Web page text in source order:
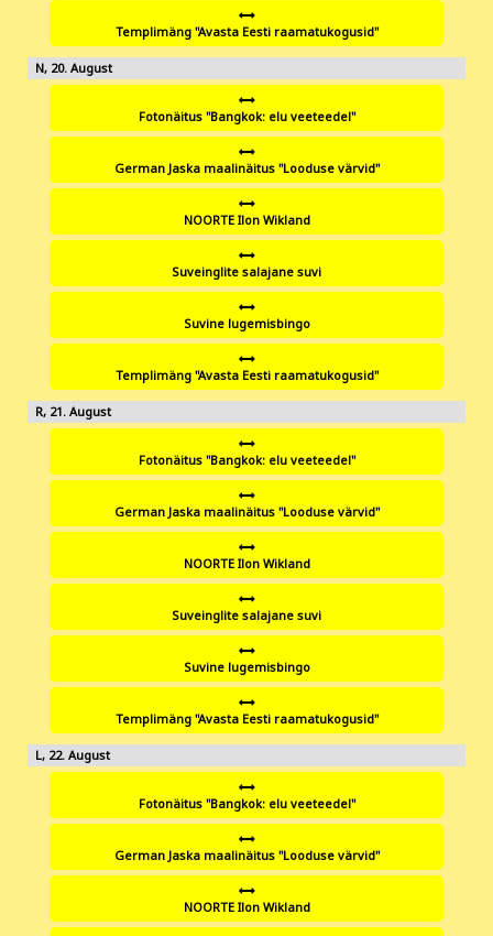
Templimäng "Avasta Eesti raamatukogusid"
20
Fotonäitus "Bangkok: elu veeteedel"
German Jaska maalinäitus "Looduse värvid"
NOORTE Ilon Wikland
Suveinglite salajane suvi
Suvine lugemisbingo
Templimäng "Avasta Eesti raamatukogusid"
21
Fotonäitus "Bangkok: elu veeteedel"
German Jaska maalinäitus "Looduse värvid"
NOORTE Ilon Wikland
Suveinglite salajane suvi
Suvine lugemisbingo
Templimäng "Avasta Eesti raamatukogusid"
22
Fotonäitus "Bangkok: elu veeteedel"
German Jaska maalinäitus "Looduse värvid"
NOORTE Ilon Wikland